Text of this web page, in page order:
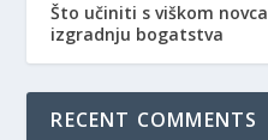
Što učiniti s viškom
izgradnju bogatstva
RECENT COMMENTS